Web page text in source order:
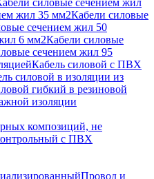
силовые сечением жил
жил 35 мм2Кабели силовые
сечением жил 50
6 мм2Кабели силовые
сечением жил 95
Кабель силовой с ПВХ
силовой в изоляции из
гибкий в резиновой
изоляции
композиций, не
с ПВХ
Провод и